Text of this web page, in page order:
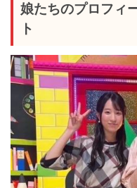
娘たちのプロフィ
ト